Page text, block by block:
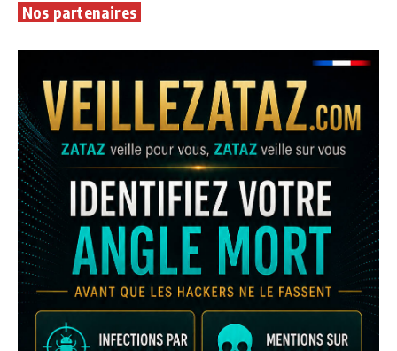
Nos partenaires